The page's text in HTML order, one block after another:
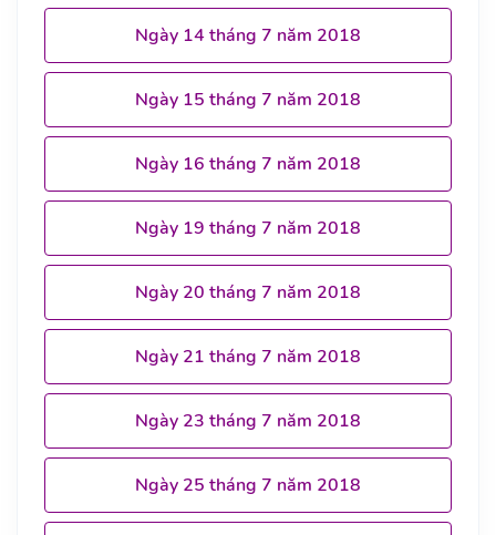
Ngày 14 tháng 7 năm 2018
Ngày 15 tháng 7 năm 2018
Ngày 16 tháng 7 năm 2018
Ngày 19 tháng 7 năm 2018
Ngày 20 tháng 7 năm 2018
Ngày 21 tháng 7 năm 2018
Ngày 23 tháng 7 năm 2018
Ngày 25 tháng 7 năm 2018